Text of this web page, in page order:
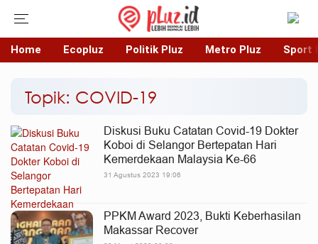
Home Ecopluz Politik Pluz Metro Pluz Sport
Topik: COVID-19
Diskusi Buku Catatan Covid-19 Dokter
Koboi di Selangor Bertepatan Hari
Kemerdekaan Malaysia Ke-66
31 Agustus 2023 19:06
PPKM Award 2023, Bukti Keberhasilan
Makassar Recover